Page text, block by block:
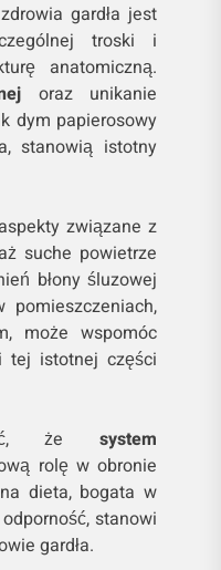
gardła jest
troski i
anatomiczną.
oraz unikanie
dym papierosowy
stanowią istotny
związane z
suche powietrze
błony śluzowej
pomieszczeniach,
może wspomóc
tej istotnej części
żesystem
rolę w obronie
dieta, bogata w
stanowi
gardła.